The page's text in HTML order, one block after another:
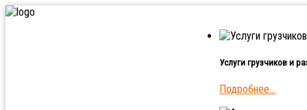
Услуги грузчиков и
Подробнее...